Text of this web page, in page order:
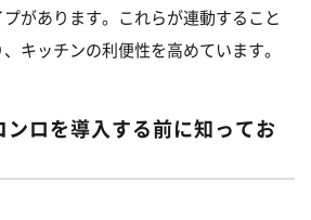
があります。これらが連動すること
キッチンの利便性を高めています。
ンロを導入する前に知ってお